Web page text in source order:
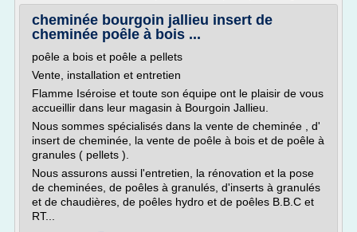
cheminée bourgoin jallieu insert de
cheminée poêle à bois ...
poêle a bois et poêle a pellets
Vente, installation et entretien
Flamme Iséroise et toute son équipe ont le plaisir de vous
accueillir dans leur magasin à Bourgoin Jallieu.
Nous sommes spécialisés dans la vente de cheminée , d'
insert de cheminée, la vente de poêle à bois et de poêle à
granules ( pellets ).
Nous assurons aussi l'entretien, la rénovation et la pose
de cheminées, de poêles à granulés, d'inserts à granulés
et de chaudières, de poêles hydro et de poêles B.B.C et
RT...